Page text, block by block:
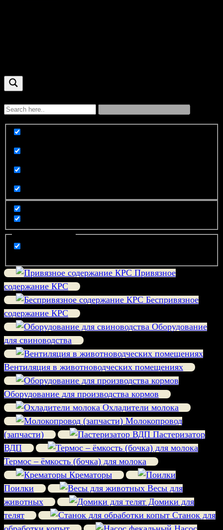
Привязное
содержание КРС
Беспривязное
содержание КРС
Оборудование
для свиноводства
Вентиляция в животноводческих помещениях
Оборудование для производства кормов
Охладители молока
Молокопровод
(запчасти)
Пастеризатор
ВДП
Термос – ёмкость (бочка) для молока
Крематоры
Поилки
Весы для
животных
Домики для
телят
Станок для